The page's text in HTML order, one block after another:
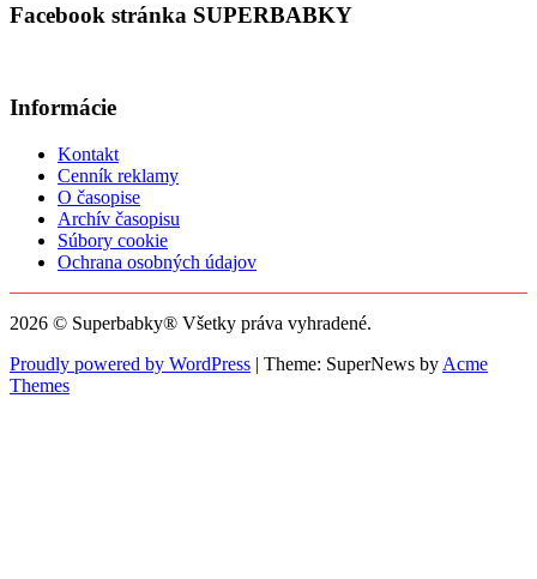
Facebook stránka SUPERBABKY
Informácie
Kontakt
Cenník reklamy
O časopise
Archív časopisu
Súbory cookie
Ochrana osobných údajov
2026 © Superbabky® Všetky práva vyhradené.
Proudly powered by WordPress | Theme: SuperNews by Acme
Themes